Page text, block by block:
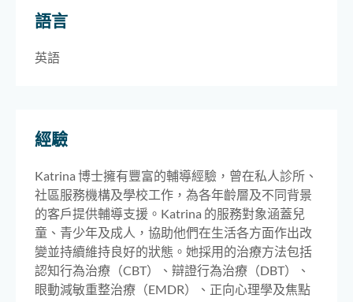
語言
英語
經驗
Katrina 博士擁有豐富的輔導經驗，曾在私人診所、
社區服務機構及學校工作，為各年齡層及不同背景
的客戶提供輔導支援。Katrina 的服務對象涵蓋兒
童、青少年及成人，協助他們在生活各方面作出改
變並持續維持良好的狀態。她採用的治療方法包括
認知行為治療（CBT）、辯證行為治療（DBT）、
眼動減敏重整治療（EMDR）、正向心理學及焦點